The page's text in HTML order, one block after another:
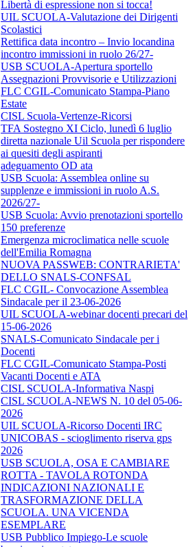
Libertà di espressione non si tocca!
UIL SCUOLA-Valutazione dei Dirigenti
Scolastici
Rettifica data incontro – Invio locandina
incontro immissioni in ruolo 26/27-
USB SCUOLA-Apertura sportello
Assegnazioni Provvisorie e Utilizzazioni
FLC CGIL-Comunicato Stampa-Piano
Estate
CISL Scuola-Vertenze-Ricorsi
TFA Sostegno XI Ciclo, lunedì 6 luglio
diretta nazionale Uil Scuola per rispondere
ai quesiti degli aspiranti
adeguamento OD ata
USB Scuola: Assemblea online su
supplenze e immissioni in ruolo A.S.
2026/27-
USB Scuola: Avvio prenotazioni sportello
150 preferenze
Emergenza microclimatica nelle scuole
dell'Emilia Romagna
NUOVA PASSWEB: CONTRARIETA'
DELLO SNALS-CONFSAL
FLC CGIL- Convocazione Assemblea
Sindacale per il 23-06-2026
UIL SCUOLA-webinar docenti precari del
15-06-2026
SNALS-Comunicato Sindacale per i
Docenti
FLC CGIL-Comunicato Stampa-Posti
Vacanti Docenti e ATA
CISL SCUOLA-Informativa Naspi
CISL SCUOLA-NEWS N. 10 del 05-06-
2026
UIL SCUOLA-Ricorso Docenti IRC
UNICOBAS - scioglimento riserva gps
2026
USB SCUOLA, OSA E CAMBIARE
ROTTA - TAVOLA ROTONDA
INDICAZIONI NAZIONALI E
TRASFORMAZIONE DELLA
SCUOLA. UNA VICENDA
ESEMPLARE
USB Pubblico Impiego-Le scuole